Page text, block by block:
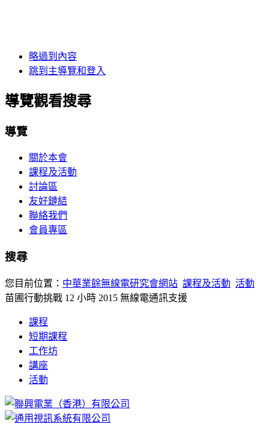
略過到內容
跳到主導覽和登入
導覽觀看搜尋
導覽
關於本會
課程及活動
討論區
友好鏈結
聯絡我們
會員專區
搜尋
您目前位置： 中華業餘無線電研究會網站 課程及活動 活動
苗圃行動挑戰 12 小時 2015 無線電通訊支援
課程
短期課程
工作坊
講座
活動